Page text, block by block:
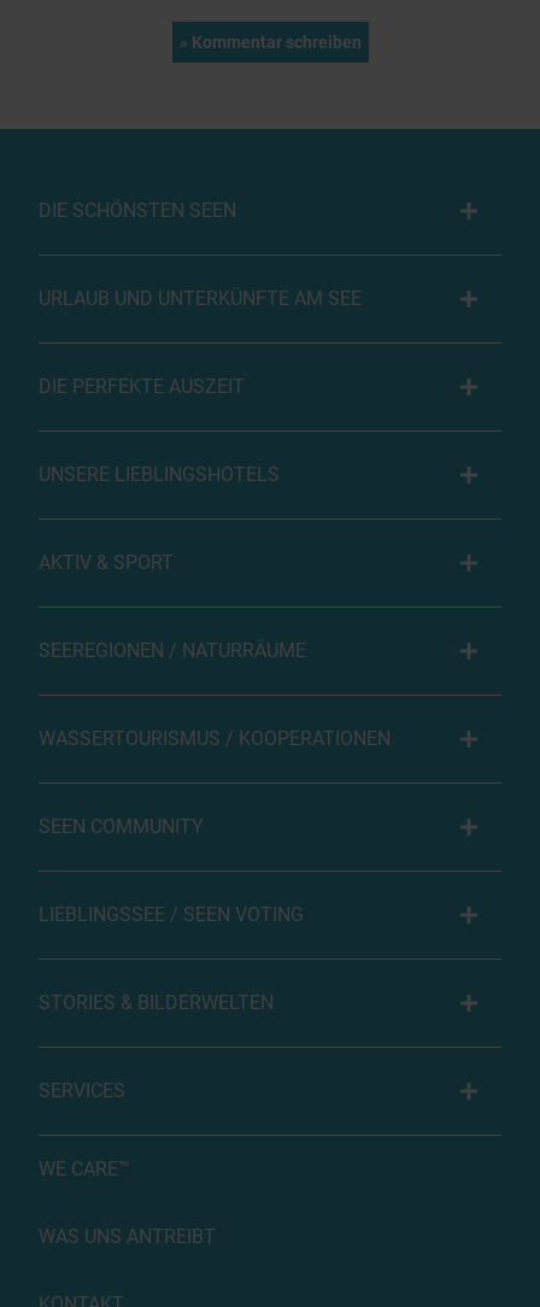
DIE SCHÖNSTEN SEEN
URLAUB UND UNTERKÜNFTE AM SEE
DIE PERFEKTE AUSZEIT
UNSERE LIEBLINGSHOTELS
AKTIV & SPORT
SEEREGIONEN / NATURRÄUME
WASSERTOURISMUS / KOOPERATIONEN
SEEN COMMUNITY
LIEBLINGSSEE / SEEN VOTING
STORIES & BILDERWELTEN
SERVICES
WE CARE™
WAS UNS ANTREIBT